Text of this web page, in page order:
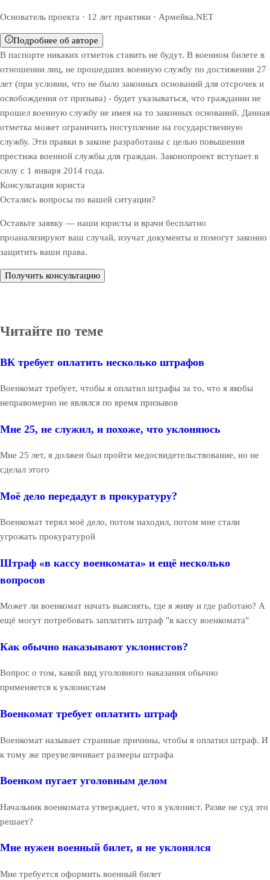
Основатель проекта · 12 лет практики · Армейка.NET
Подробнее об авторе
В паспорте никаких отметок ставить не будут. В военном билете в
отношении лиц, не прошедших военную службу по достижении 27
лет (при условии, что не было законных оснований для отсрочек и
освобождения от призыва) - будет указываться, что гражданин не
прошел военную службу не имея на то законных оснований. Данная
отметка может ограничить поступление на государственную
службу. Эти правки в законе разработаны с целью повышения
престижа военной службы для граждан. Законопроект вступает в
силу с 1 января 2014 года.
Консультация юриста
Остались вопросы по вашей ситуации?
Оставьте заявку — наши юристы и врачи бесплатно
проанализируют ваш случай, изучат документы и помогут законно
защитить ваши права.
Получить консультацию
Читайте по теме
ВК требует оплатить несколько штрафов
Военкомат требует, чтобы я оплатил штрафы за то, что я якобы
неправомерно не являлся по время призывов
Мне 25, не служил, и похоже, что уклоняюсь
Мне 25 лет, я должен был пройти медосвидетельствование, но не
сделал этого
Моё дело передадут в прокуратуру?
Военкомат терял моё дело, потом находил, потом мне стали
угрожать прокуратурой
Штраф «в кассу военкомата» и ещё несколько
вопросов
Может ли военкомат начать выяснять, где я живу и где работаю? А
ещё могут потребовать заплатить штраф "в кассу военкомата"
Как обычно наказывают уклонистов?
Вопрос о том, какой вид уголовного наказания обычно
применяется к уклонистам
Военкомат требует оплатить штраф
Военкомат называет странные причины, чтобы я оплатил штраф. И
к тому же преувеличивает размеры штрафа
Военком пугает уголовным делом
Начальник военкомата утверждает, что я уклонист. Разве не суд это
решает?
Мне нужен военный билет, я не уклонялся
Мне требуется оформить военный билет